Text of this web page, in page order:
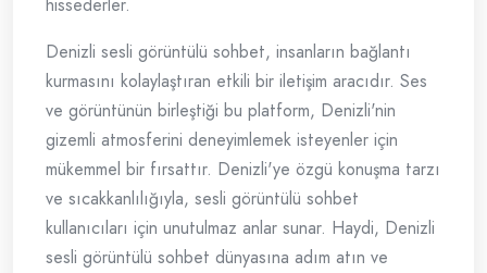
hissederler.
Denizli sesli görüntülü sohbet, insanların bağlantı
kurmasını kolaylaştıran etkili bir iletişim aracıdır. Ses
ve görüntünün birleştiği bu platform, Denizli'nin
gizemli atmosferini deneyimlemek isteyenler için
mükemmel bir fırsattır. Denizli'ye özgü konuşma tarzı
ve sıcakkanlılığıyla, sesli görüntülü sohbet
kullanıcıları için unutulmaz anlar sunar. Haydi, Denizli
sesli görüntülü sohbet dünyasına adım atın ve